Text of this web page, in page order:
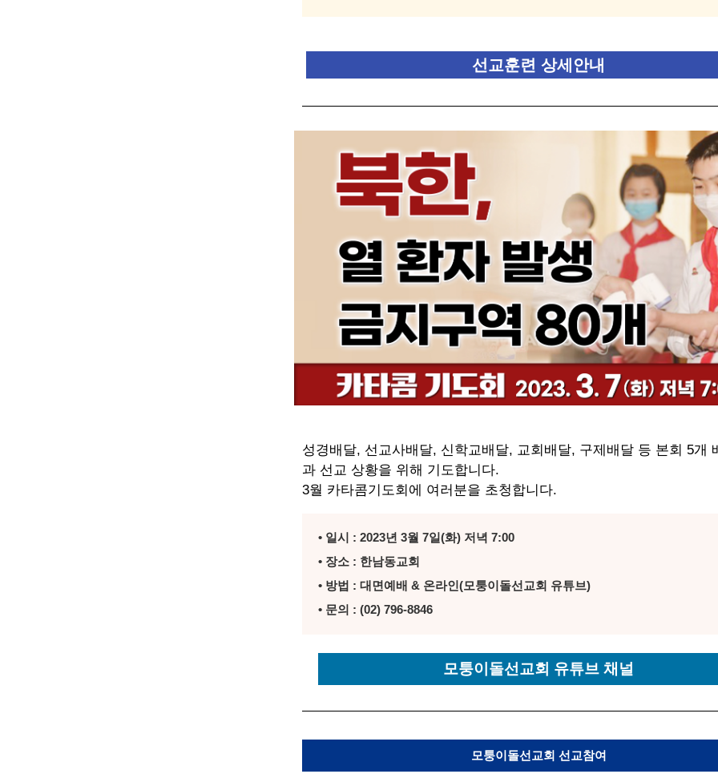
선교훈련 상세안내
성경배달, 선교사배달, 신학교배달, 교회배달, 구제배달 등 본회 5개
과 선교 상황을 위해 기도합니다.
3월 카타콤기도회에 여러분을 초청합니다.
• 일시 : 2023년 3월 7일(화) 저녁 7:00
• 장소 : 한남동교회
• 방법 : 대면예배 & 온라인(모퉁이돌선교회 유튜브)
• 문의 : (02) 796-8846
모퉁이돌선교회 유튜브 채널
모퉁이돌선교회 선교참여